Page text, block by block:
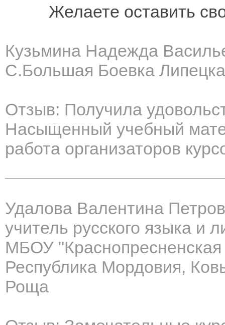
Желаете оставить
Кузьмина Надежда
С.Большая Боевка
Отзыв: Получила
Насыщенный учебный
работа организаторов
Удалова Валентина
учитель русского языка и
МБОУ
Республика Мордовия,
Роща